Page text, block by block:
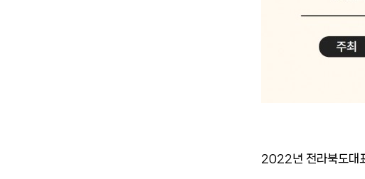
2022년 전라북도대